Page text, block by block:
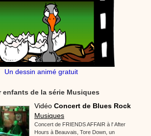
Un dessin animé gratuit
enfants de la série Musiques
Vidéo Concert de Blues Rock
Musiques
Concert de FRIENDS AFFAIR à l' After
Hours à Beauvais, Tore Down, un